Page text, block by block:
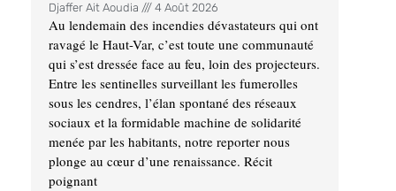
Djaffer Ait Aoudia 4 Août 2026
Au lendemain des incendies dévastateurs qui ont
ravagé le Haut-Var, c’est toute une communauté
qui s’est dressée face au feu, loin des projecteurs.
Entre les sentinelles surveillant les fumerolles
sous les cendres, l’élan spontané des réseaux
sociaux et la formidable machine de solidarité
menée par les habitants, notre reporter nous
plonge au cœur d’une renaissance. Récit
poignant